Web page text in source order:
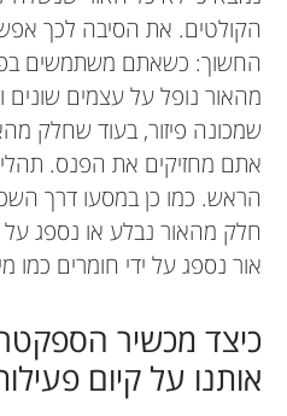
הקולטים. את הסיבה לכך
החשוך: כשאתם משתמשים
מהאור נופל על עצמים
שמכונה פיזור, בעוד שחלק
אתם מחזיקים את הפנס.
הראש. כמו כן במסעו דרך
חלק מהאור נבלע או נספג על
אור נספג על ידי חומרים כמו
כיצד מכשיר
אותנו על קיום